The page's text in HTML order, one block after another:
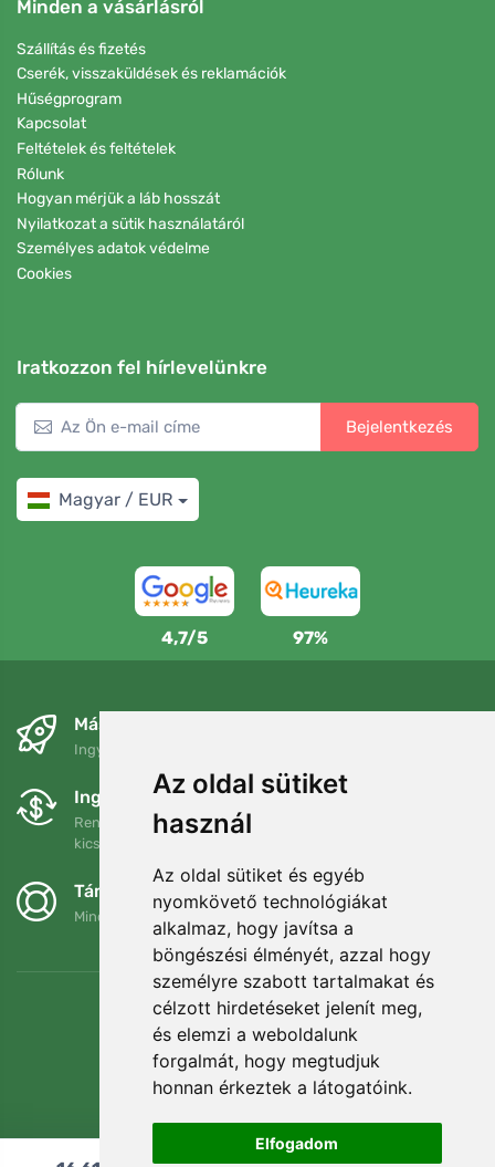
Az oldal sütiket
használ
Az oldal sütiket és egyéb
nyomkövető technológiákat
alkalmaz, hogy javítsa a
böngészési élményét, azzal hogy
személyre szabott tartalmakat és
célzott hirdetéseket jelenít meg,
és elemzi a weboldalunk
forgalmát, hogy megtudjuk
honnan érkeztek a látogatóink.
Elfogadom
Minden a vásárlásról
Szállítás és fizetés
Cserék, visszaküldések és reklamációk
Hűségprogram
Kapcsolat
Feltételek és feltételek
Rólunk
Hogyan mérjük a láb hosszát
Nyilatkozat a sütik használatáról
Személyes adatok védelme
Cookies
Iratkozzon fel hírlevelünkre
Bejelentkezés
Magyar / EUR
4,7/5 97%
Másnapra és ingyenesen
Ingyenes szállítás a következő összeg felett: 80 EUR
Ingyenes csere és visszaküldés
Rendelését 90 napon belül bármikor visszaküldheti vagy
kicserélheti.
Támogatjuk a Trees.org-ot
Minden megrendelésért ültetünk egy fát! Bővebben